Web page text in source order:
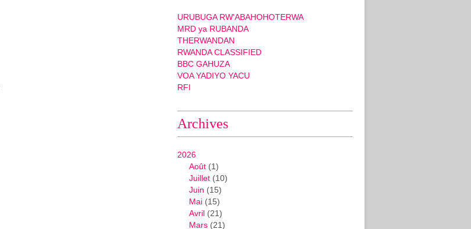
URUBUGA RW'ABAHOHOTERWA
MRD ya RUBANDA
THERWANDAN
RWANDA CLASSIFIED
BBC GAHUZA
VOA YADIYO YACU
RFI
Archives
2026
Août (1)
Juillet (10)
Juin (15)
Mai (15)
Avril (21)
Mars (21)